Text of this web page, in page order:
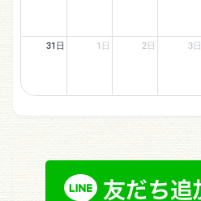
31日 1日 2日 3日